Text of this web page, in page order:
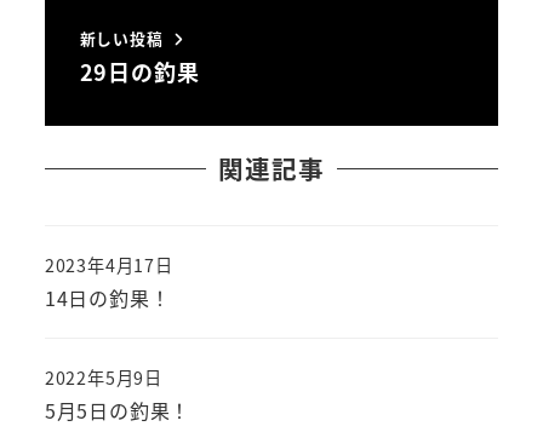
新しい投稿
29日の釣果
関連記事
14日の釣果！
投稿日
2023年4月17日
5月5日の釣果！
投稿日
2022年5月9日